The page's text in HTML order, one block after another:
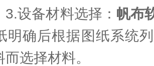
备材料选择： 帆布
明确后根据图纸系统
选择材料。